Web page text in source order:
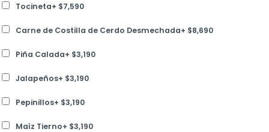
Tocineta+ $7,590
Carne de Costilla de Cerdo Desmechada+ $8,690
Piña Calada+ $3,190
Jalapeños+ $3,190
Pepinillos+ $3,190
Maíz Tierno+ $3,190